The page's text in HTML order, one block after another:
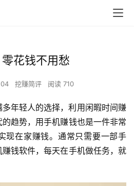
花钱不用愁
挖赚简评 阅读 710
多年轻人的选择，利用闲暇时间赚
趋势，用手机赚钱也是一件非常
现在家赚钱。通常只需要一部手
钱软件，每天在手机做任务，就